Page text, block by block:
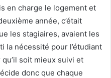
en charge le logement et
année, c’était
les stagiaires, avaient les
la nécessité pour l’étudiant
soit mieux suivi et
donc que chaque